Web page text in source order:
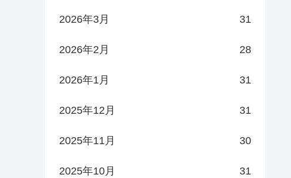
2026年3月 31
2026年2月 28
2026年1月 31
2025年12月 31
2025年11月 30
2025年10月 31